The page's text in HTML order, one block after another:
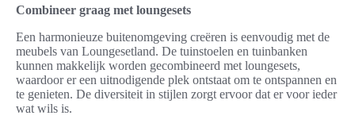
Combineer graag met loungesets
Een harmonieuze buitenomgeving creëren is eenvoudig met de
meubels van Loungesetland. De tuinstoelen en tuinbanken
kunnen makkelijk worden gecombineerd met loungesets,
waardoor er een uitnodigende plek ontstaat om te ontspannen en
te genieten. De diversiteit in stijlen zorgt ervoor dat er voor ieder
wat wils is.